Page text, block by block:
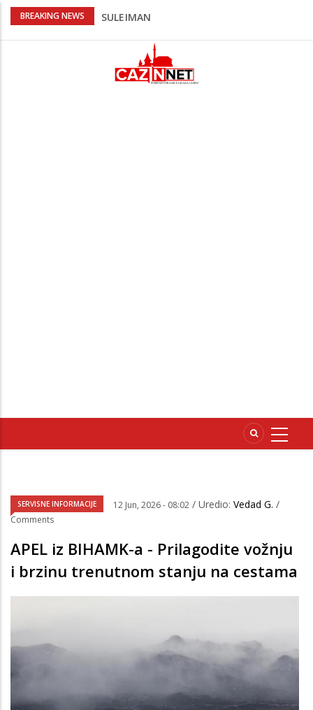
BREAKING NEWS
Poznat termin dženaze NADAREVIĆ
Na Ahiret preselila SAMARDŽIĆ (rođ.
Čizmić) AJIŠA
Na Ahiret preselila DERVIŠEVIĆ (rođ.
SERVISNE INFORMACIJE 12 Jun, 2026 - 08:02 / Uredio: Vedad G. /
Comments
APEL iz BIHAMK-a - Prilagodite vožnju
i brzinu trenutnom stanju na cestama